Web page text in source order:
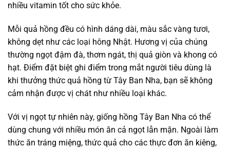
nhiều vitamin tốt cho sức khỏe.
Mỗi quả hồng đều có hình dáng dài, màu sắc vàng tươi,
không dẹt như các loại hông Nhật. Hương vị của chúng
thường ngọt đậm đà, thơm ngát, thị quả giòn và khong có
hạt. Điểm đặt biệt ghi điểm trong mắt người tiêu dùng là
khi thưởng thức quả hồng từ Tây Ban Nha, bạn sẽ không
cảm nhận được vị chát như nhiều loại khác.
Với vị ngọt tự nhiên này, giống hồng Tây Ban Nha có thể
dùng chung với nhiều món ăn cả ngọt lẫn mặn. Ngoài làm
thức ăn tráng miệng, thức quả cho các thực đơn ăn kiêng,